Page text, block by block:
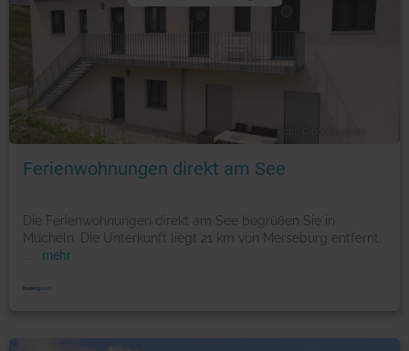
Ferienwohnungen direkt am See
Die Ferienwohnungen direkt am See begrüßen Sie in
Mücheln. Die Unterkunft liegt 21 km von Merseburg entfernt.
mehr